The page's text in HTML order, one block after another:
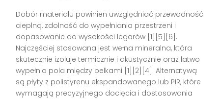
Dobór materiału powinien uwzględniać przewodność
cieplną, zdolność do wypełniania przestrzeni i
dopasowanie do wysokości legarów [1][5][6].
Najczęściej stosowana jest wełna mineralna, która
skutecznie izoluje termicznie i akustycznie oraz łatwo
wypełnia pola między belkami [1][2][4]. Alternatywą
są płyty z polistyrenu ekspandowanego lub PIR, które
wymagają precyzyjnego docięcia i dostosowania